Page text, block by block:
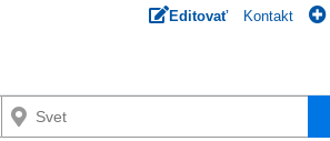
Editovať Kontakt